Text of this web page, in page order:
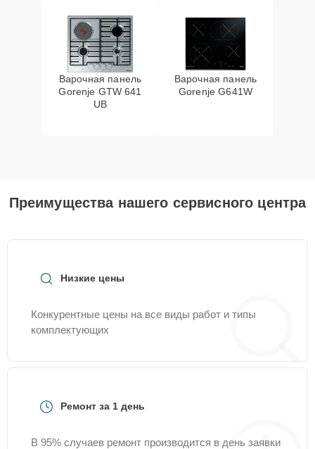
Варочная панель
Gorenje GTW 641
UB
Варочная панель
Gorenje G641W
Преимущества нашего сервисного центра
Низкие цены
Конкурентные цены на все виды работ и типы
комплектующих
Ремонт за 1 день
В 95% случаев ремонт производится в день заявки